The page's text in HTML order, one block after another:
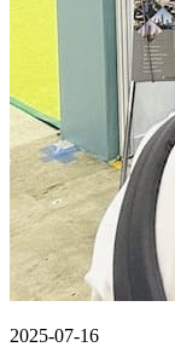
2025-07-16